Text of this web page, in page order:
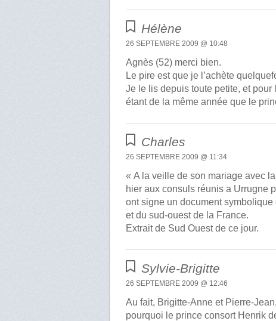
Hélène
26 SEPTEMBRE 2009 @ 10:48
Agnès (52) merci bien.
Le pire est que je l’achète
Je le lis depuis toute petite, et pour
étant de la même année que le
Charles
26 SEPTEMBRE 2009 @ 11:34
« A la veille de son mariage avec
hier aux consuls réunis a Urrugne
ont signe un document
et du sud-ouest de la France.
Extrait de Sud Ouest de ce jour.
Sylvie-Brigitte
26 SEPTEMBRE 2009 @ 12:46
Au fait, Brigitte-Anne et Pierre-Jean,
pourquoi le prince consort Henrik